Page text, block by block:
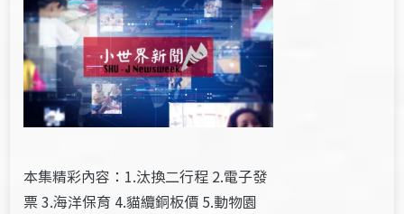
本集精彩內容：1.汰換二行程 2.電子發
票 3.海洋保育 4.貓纜銅板價 5.動物園